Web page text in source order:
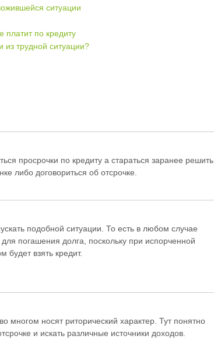
ситуации
платит по кредиту
из трудной ситуации?
просрочки по кредиту а стараться заранее решить
либо договориться об отсрочке.
подобной ситуации. То есть в любом случае
погашения долга, поскольку при испорченной
будет взять кредит.
многом носят риторический характер. Тут понятно
и искать различные источники доходов.